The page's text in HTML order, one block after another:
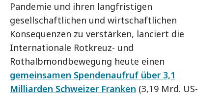
Pandemie und ihren langfristigen
gesellschaftlichen und wirtschaftlichen
Konsequenzen zu verstärken, lanciert die
Internationale Rotkreuz- und
Rothalbmondbewegung heute einen
gemeinsamen Spendenaufruf über 3,1
Milliarden Schweizer Franken (3,19 Mrd. US-